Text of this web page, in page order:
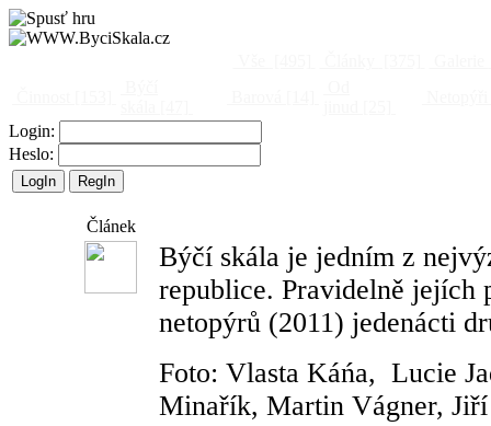
Login:
Heslo:
Článek
Býčí skála je jedním z
republice. Pravidelně jejích
netopýrů (2011) jedenácti
Foto: Vlasta Káńa, Lucie
Minařík, Martin Vágner,